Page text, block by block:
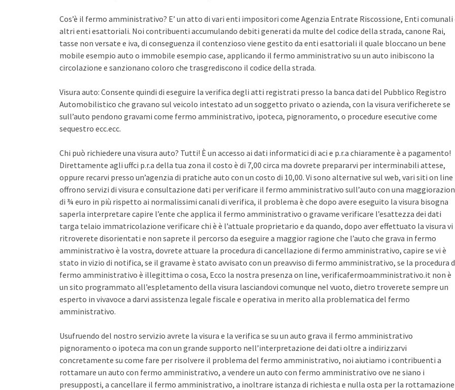
Cos’è il fermo amministrativo? E’ un atto di vari enti impositori come Agenzia Entrate Riscossione, Enti comunali
altri enti esattoriali. Noi contribuenti accumulando debiti generati da multe del codice della strada, canone Rai,
tasse non versate e iva, di conseguenza il contenzioso viene gestito da enti esattoriali il quale bloccano un bene
mobile esempio auto o immobile esempio case, applicando il fermo amministrativo su un auto inibiscono la
circolazione e sanzionano coloro che trasgrediscono il codice della strada.
Visura auto: Consente quindi di eseguire la verifica degli atti registrati presso la banca dati del Pubblico Registro
Automobilistico che gravano sul veicolo intestato ad un soggetto privato o azienda, con la visura verificherete se
sull’auto pendono gravami come fermo amministrativo, ipoteca, pignoramento, o procedure esecutive come
sequestro ecc.ecc.
Chi può richiedere una visura auto? Tutti! È un accesso ai dati informatici di aci e p.r.a chiaramente è a pagamento!
Direttamente agli uffci p.r.a della tua zona il costo è di 7,00 circa ma dovrete prepararvi per interminabili attese,
oppure recarvi presso un’agenzia di pratiche auto con un costo di 10,00. Vi sono alternative sul web, vari siti on line
offrono servizi di visura e consultazione dati per verificare il fermo amministrativo sull’auto con una
di ¾ euro in più rispetto ai normalissimi canali di verifica, il problema è che dopo avere eseguito la visura bisogna
saperla interpretare capire l’ente che applica il fermo amministrativo o gravame verificare l’esattezza dei dati
targa telaio immatricolazione verificare chi è è l’attuale proprietario e da quando, dopo aver effettuato la visura vi
ritroverete disorientati e non saprete il percorso da eseguire a maggior ragione che l’auto che grava in fermo
amministrativo è la vostra, dovrete attuare la procedura di cancellazione di fermo amministrativo, capire se vi è
stato in vizio di notifica, se il gravame è stato avvisato con un preavviso di fermo amministrativo, se la procedura
fermo amministrativo è illegittima o cosa, Ecco la nostra presenza on line, verificafermoamministrativo.it non è
un sito programmato all’espletamento della visura lasciandovi comunque nel vuoto, dietro troverete sempre un
esperto in vivavoce a darvi assistenza legale fiscale e operativa in merito alla problematica del fermo
amministrativo.
Usufruendo del nostro servizio avrete la visura e la verifica se su un auto grava il fermo amministrativo
pignoramento o ipoteca ma con un grande supporto nell’interpretazione dei dati oltre a indirizzarvi
concretamente su come fare per risolvere il problema del fermo amministrativo, noi aiutiamo i contribuenti a
rottamare un auto con fermo amministrativo, a vendere un auto con fermo amministrativo ove ne siano i
presupposti, a cancellare il fermo amministrativo, a inoltrare istanza di richiesta e nulla osta per la rottamazione